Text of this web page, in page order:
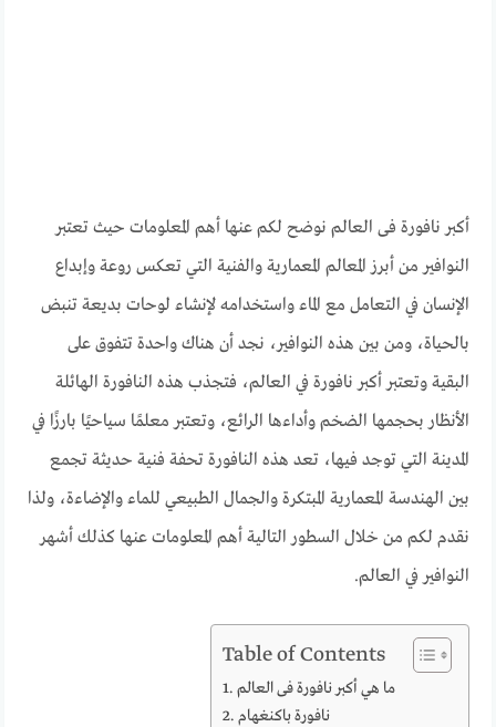
أكبر نافورة فى العالم نوضح لكم عنها أهم المعلومات حيث تعتبر
النوافير من أبرز المعالم المعمارية والفنية التي تعكس روعة وإبداع
الإنسان في التعامل مع الماء واستخدامه لإنشاء لوحات بديعة تنبض
بالحياة، ومن بين هذه النوافير، نجد أن هناك واحدة تتفوق على
البقية وتعتبر أكبر نافورة في العالم، فتجذب هذه النافورة الهائلة
الأنظار بحجمها الضخم وأداءها الرائع، وتعتبر معلمًا سياحيًا بارزًا في
المدينة التي توجد فيها، تعد هذه النافورة تحفة فنية حديثة تجمع
بين الهندسة المعمارية المبتكرة والجمال الطبيعي للماء والإضاءة، ولذا
نقدم لكم من خلال السطور التالية أهم المعلومات عنها كذلك أشهر
النوافير في العالم.
Table of Contents
ما هي أكبر نافورة فى العالم
نافورة باكنغهام